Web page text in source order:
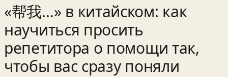
«帮我…» в китайском: как
научиться просить
репетитора о помощи так,
чтобы вас сразу поняли